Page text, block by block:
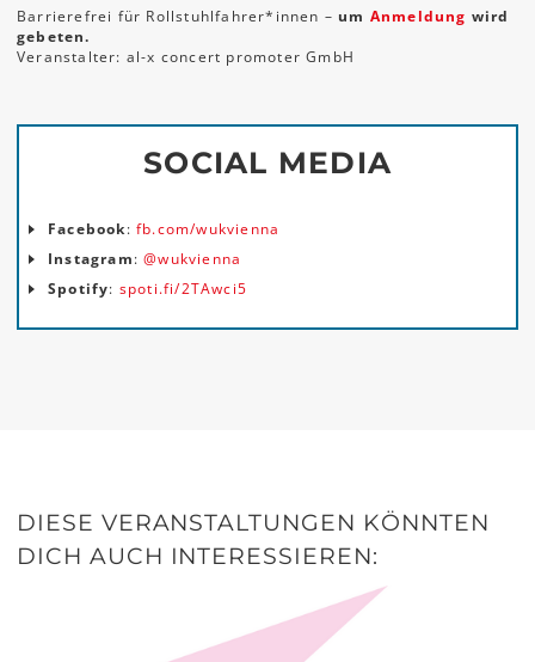
Barrierefrei für Rollstuhlfahrer*innen – um Anmeldung wird
gebeten.
Veranstalter: al-x concert promoter GmbH
SOCIAL MEDIA
Facebook:fb.com/wukvienna
Instagram:@wukvienna
Spotify: spoti.fi/2TAwci5
DIESE VERANSTALTUNGEN KÖNNTEN
DICH AUCH INTERESSIEREN: